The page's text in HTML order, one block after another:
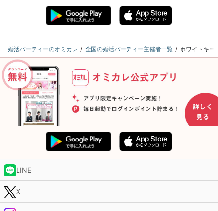
婚活パーティーのオミカレ 全国の婚活パーティー主催者一覧 ホワイトキー
LINE
X